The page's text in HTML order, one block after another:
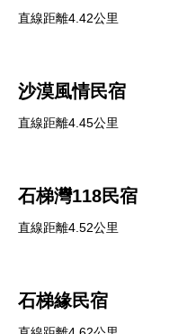
直線距離4.42公里
沙漠風情民宿
直線距離4.45公里
石梯灣118民宿
直線距離4.52公里
石梯緣民宿